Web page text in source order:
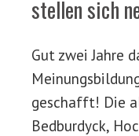
stellen sich
Gut zwei Jahre
geschafft! Die
Bedburdyck,